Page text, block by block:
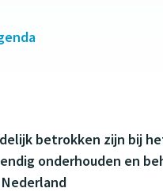
betrokken zijn bij
onderhouden en